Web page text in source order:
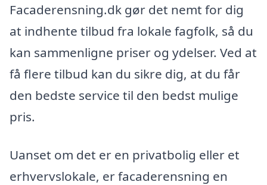
Facaderensning.dk gør det nemt for dig
at indhente tilbud fra lokale fagfolk, så du
kan sammenligne priser og ydelser. Ved at
få flere tilbud kan du sikre dig, at du får
den bedste service til den bedst mulige
pris.
Uanset om det er en privatbolig eller et
erhvervslokale, er facaderensning en